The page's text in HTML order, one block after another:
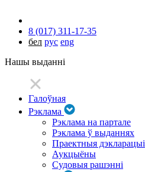
8 (017) 311-17-35
бел рус eng
Нашы выданні
Галоўная
Рэклама
Рэклама на партале
Рэклама ў выданнях
Праектныя дэкларацыі
Аукцыёны
Судовыя рашэнні